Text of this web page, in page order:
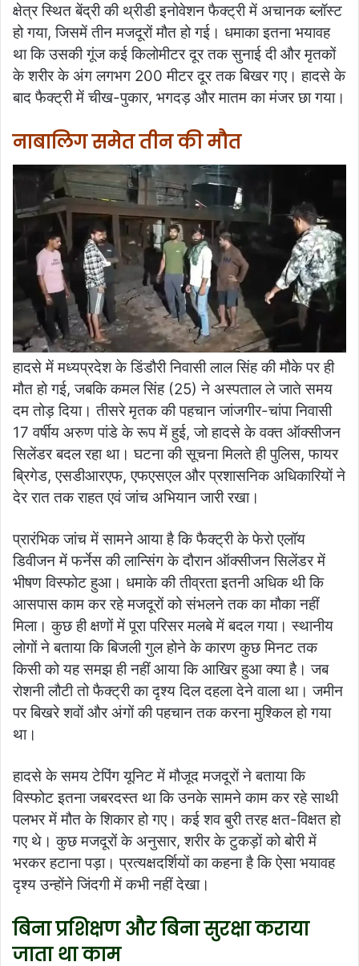
क्षेत्र स्थित बेंद्री की थ्रीडी इनोवेशन फैक्ट्री में अचानक ब्लॉस्ट
हो गया, जिसमें तीन मजदूरों मौत हो गई। धमाका इतना भयावह
था कि उसकी गूंज कई किलोमीटर दूर तक सुनाई दी और मृतकों
के शरीर के अंग लगभग 200 मीटर दूर तक बिखर गए। हादसे के
बाद फैक्ट्री में चीख-पुकार, भगदड़ और मातम का मंजर छा गया।
नाबालिग समेत तीन की मौत
हादसे में मध्यप्रदेश के डिंडौरी निवासी लाल सिंह की मौके पर ही
मौत हो गई, जबकि कमल सिंह (25) ने अस्पताल ले जाते समय
दम तोड़ दिया। तीसरे मृतक की पहचान जांजगीर-चांपा निवासी
17 वर्षीय अरुण पांडे के रूप में हुई, जो हादसे के वक्त ऑक्सीजन
सिलेंडर बदल रहा था। घटना की सूचना मिलते ही पुलिस, फायर
ब्रिगेड, एसडीआरएफ, एफएसएल और प्रशासनिक अधिकारियों ने
देर रात तक राहत एवं जांच अभियान जारी रखा।
प्रारंभिक जांच में सामने आया है कि फैक्ट्री के फेरो एलॉय
डिवीजन में फर्नेस की लान्सिंग के दौरान ऑक्सीजन सिलेंडर में
भीषण विस्फोट हुआ। धमाके की तीव्रता इतनी अधिक थी कि
आसपास काम कर रहे मजदूरों को संभलने तक का मौका नहीं
मिला। कुछ ही क्षणों में पूरा परिसर मलबे में बदल गया। स्थानीय
लोगों ने बताया कि बिजली गुल होने के कारण कुछ मिनट तक
किसी को यह समझ ही नहीं आया कि आखिर हुआ क्या है। जब
रोशनी लौटी तो फैक्ट्री का दृश्य दिल दहला देने वाला था। जमीन
पर बिखरे शवों और अंगों की पहचान तक करना मुश्किल हो गया
था।
हादसे के समय टेपिंग यूनिट में मौजूद मजदूरों ने बताया कि
विस्फोट इतना जबरदस्त था कि उनके सामने काम कर रहे साथी
पलभर में मौत के शिकार हो गए। कई शव बुरी तरह क्षत-विक्षत हो
गए थे। कुछ मजदूरों के अनुसार, शरीर के टुकड़ों को बोरी में
भरकर हटाना पड़ा। प्रत्यक्षदर्शियों का कहना है कि ऐसा भयावह
दृश्य उन्होंने जिंदगी में कभी नहीं देखा।
बिना प्रशिक्षण और बिना सुरक्षा कराया
जाता था काम